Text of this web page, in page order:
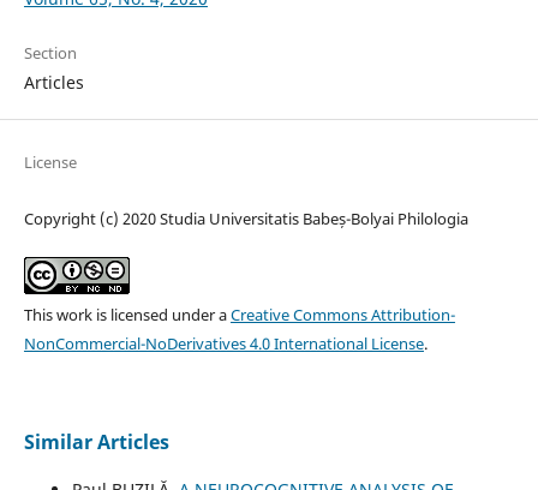
Section
Articles
License
Copyright (c) 2020 Studia Universitatis Babeș-Bolyai Philologia
This work is licensed under aCreative Commons Attribution-
NonCommercial-NoDerivatives 4.0 International License.
Similar Articles